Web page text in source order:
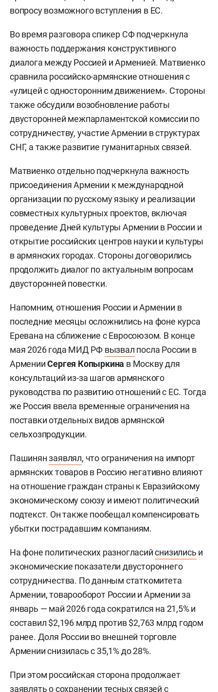
вопросу возможного вступления в ЕС.
Во время разговора спикер СФ подчеркнула
важность поддержания конструктивного
диалога между Россией и Арменией. Матвиенко
сравнила российско-армянские отношения с
«улицей с односторонним движением». Стороны
также обсудили возобновление работы
двусторонней межпарламентской комиссии по
сотрудничеству, участие Армении в структурах
СНГ, а также развитие гуманитарных связей.
Матвиенко отдельно подчеркнула важность
присоединения Армении к международной
организации по русскому языку и реализации
совместных культурных проектов, включая
проведение Дней культуры Армении в России и
открытие российских центров науки и культуры
в армянских городах. Стороны договорились
продолжить диалог по актуальным вопросам
двусторонней повестки.
Напомним, отношения России и Армении в
последние месяцы осложнились на фоне курса
Еревана на сближение с Евросоюзом. В конце
мая 2026 года МИД РФ вызвал посла России в
АрменииСергея Копыркина в Москву для
консультаций из-за шагов армянского
руководства по развитию отношений с ЕС. Тогда
же Россия ввела временные ограничения на
поставки отдельных видов армянской
сельхозпродукции.
Пашинянзаявлял, что ограничения на импорт
армянских товаров в Россию негативно влияют
на отношение граждан страны к Евразийскому
экономическому союзу и имеют политический
подтекст. Он также пообещал компенсировать
убытки пострадавшим компаниям.
На фоне политических разногласийснизились и
экономические показатели двустороннего
сотрудничества. По данным статкомитета
Армении, товарооборот России и Армении за
январь — май 2026 года сократился на 21,5% и
составил $2,196 млрд против $2,763 млрд годом
ранее. Доля России во внешней торговле
Армении снизилась с 35,1% до 28%.
При этом российская сторона продолжает
заявлять о сохранении тесных связей с